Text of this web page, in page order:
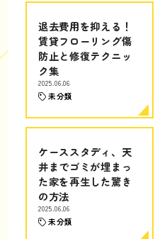
退去費用を抑える！
賃貸フローリング傷
防止と修復テクニッ
ク集
2025.06.06
未分類
ケーススタディ、天
井までゴミが埋まっ
た家を再生した驚き
の方法
2025.06.06
未分類